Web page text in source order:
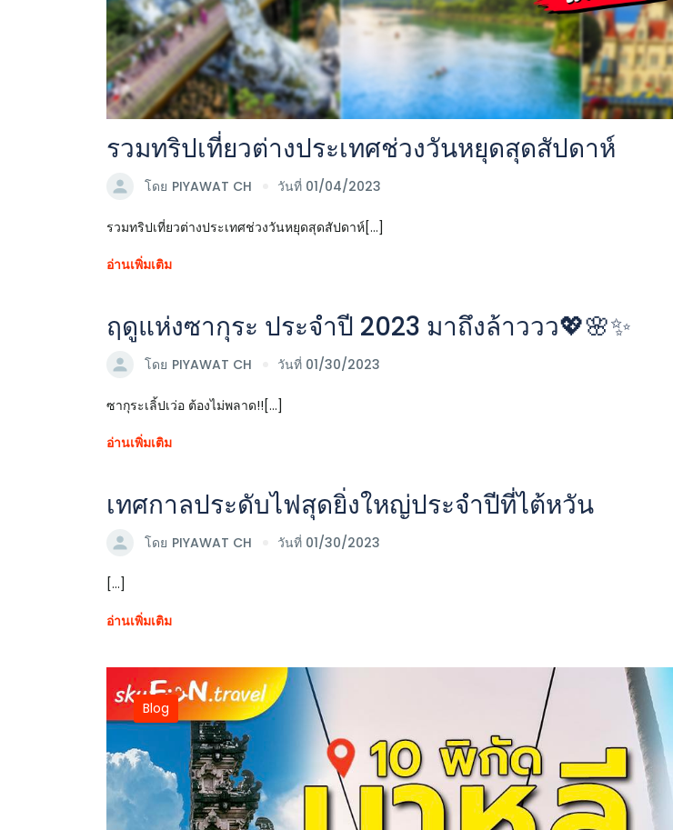
รวมทริปเที่ยวต่างประเทศช่วงวันหยุดสุดสัปดาห์
โดย PIYAWAT CH วันที่ 01/04/2023
รวมทริปเที่ยวต่างประเทศช่วงวันหยุดสุดสัปดาห์[...]
อ่านเพิ่มเติม
ฤดูแห่งซากุระ ประจำปี 2023 มาถึงล้าววว💖🌸✨
โดย PIYAWAT CH วันที่ 01/30/2023
ซากุระเลิ้ปเว่อ ต้องไม่พลาด!![...]
อ่านเพิ่มเติม
เทศกาลประดับไฟสุดยิ่งใหญ่ประจำปีที่ไต้หวัน
โดย PIYAWAT CH วันที่ 01/30/2023
[...]
อ่านเพิ่มเติม
Blog